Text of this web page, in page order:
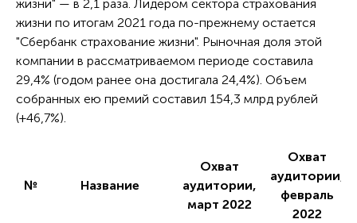
жизни" — в 2,1 раза. Лидером сектора страхования
жизни по итогам 2021 года по-прежнему остается
"Сбербанк страхование жизни". Рыночная доля этой
компании в рассматриваемом периоде составила
29,4% (годом ранее она достигала 24,4%). Объем
собранных ею премий составил 154,3 млрд рублей
(+46,7%).
№ Название
Охват
аудитории,
март 2022
Охват
аудитории,
февраль
2022